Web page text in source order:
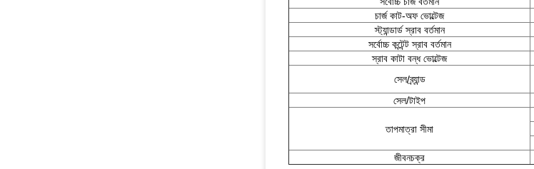
চার্জ কাট-অফ ভোল্টেজ
স্ট্যান্ডার্ড স্রাব বর্তমান
সর্বোচ্চ কন্টেন্ট স্রাব বর্তমান
স্রাব কাটা বন্ধ ভোল্টেজ
সেল/ব্র্যান্ড
সেল/টাইপ
তাপমাত্রা সীমা
জীবনচক্র